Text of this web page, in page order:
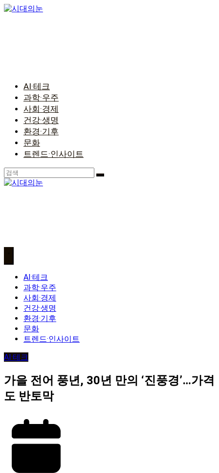
콘
AI·테크
과학·우주
사회·경제
건강·생명
환경·기후
문화
트렌드·인사이트
AI·테크
과학·우주
사회·경제
건강·생명
환경·기후
문화
트렌드·인사이트
AI·테크
가을 전어 풍년, 30년 만의 ‘진풍경’…가격
도 반토막